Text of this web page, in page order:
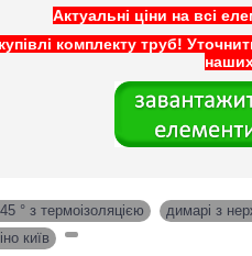
Актуальні ціни на всі
комплекту труб!
° з термоізоляцією димарі з
київ